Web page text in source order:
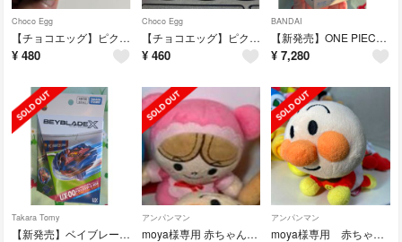
Choco Egg
【チョコエッグ】ピクミン Pikmin 黄ピクミン ヤブレカブレ
¥ 480
Choco Egg
【チョコエッグ】ピクミン 青 あお ペレット
¥ 460
BANDAI
【新発売】ONE PIECEカード Anime 25th collection
¥ 7,280
Takara Tomy
【新発売】ベイブレードx バルセロナ バルサ B4限定
アンパンマン
moya様専用 赤ちゃんマン
アンパンマン
moya様専用 赤ちゃんアンパンマン